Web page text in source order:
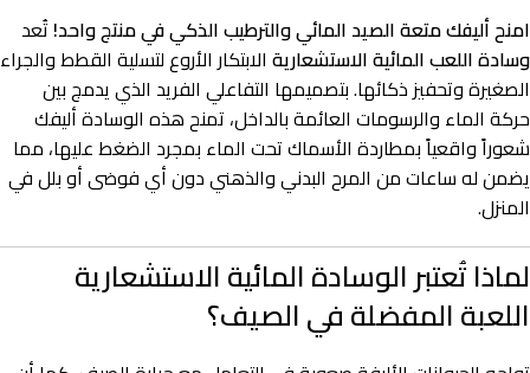
امنح أليفك متعة الصيد المائي والترطيب الذكي في منتج واحد! تُعد
وسادة اللعب المائية الاستشعارية الابتكار الأروع لتسلية القطط والجراء
الصغيرة وتحفيز ذكائها. بتصميمها التفاعلي الفريد الذي يدمج بين
حركة الماء والرسومات العائمة بالداخل، تمنح هذه الوسادة أليفك
شعوراً واقعياً بمطاردة الأسماك تحت الماء بمجرد الضغط عليها، مما
يضمن له ساعات من المرح البدني والذهني دون أي فوضى أو بلل في
المنزل.
لماذا تُعتبر الوسادة المائية الاستشعارية
اللعبة المفضلة في الصيف؟